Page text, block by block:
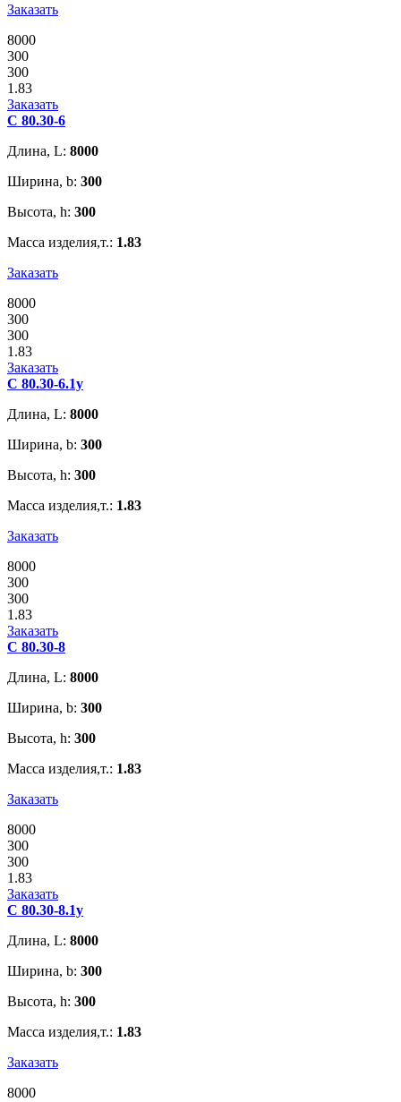
Заказать
8000
300
300
1.83
Заказать
С 80.30-6
Длина, L: 8000
Ширина, b: 300
Высота, h: 300
Масса изделия,т.: 1.83
Заказать
8000
300
300
1.83
Заказать
С 80.30-6.1у
Длина, L: 8000
Ширина, b: 300
Высота, h: 300
Масса изделия,т.: 1.83
Заказать
8000
300
300
1.83
Заказать
С 80.30-8
Длина, L: 8000
Ширина, b: 300
Высота, h: 300
Масса изделия,т.: 1.83
Заказать
8000
300
300
1.83
Заказать
С 80.30-8.1у
Длина, L: 8000
Ширина, b: 300
Высота, h: 300
Масса изделия,т.: 1.83
Заказать
8000